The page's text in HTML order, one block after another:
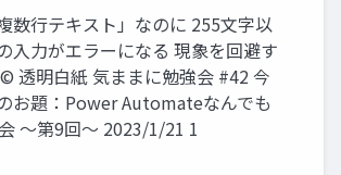
複数行テキスト」なのに 255文字以
入力がエラーになる 現象を回避す
透明白紙 気ままに勉強会 #42 今
お題：Power Automateなんでも
～第9回～ 2023/1/21 1